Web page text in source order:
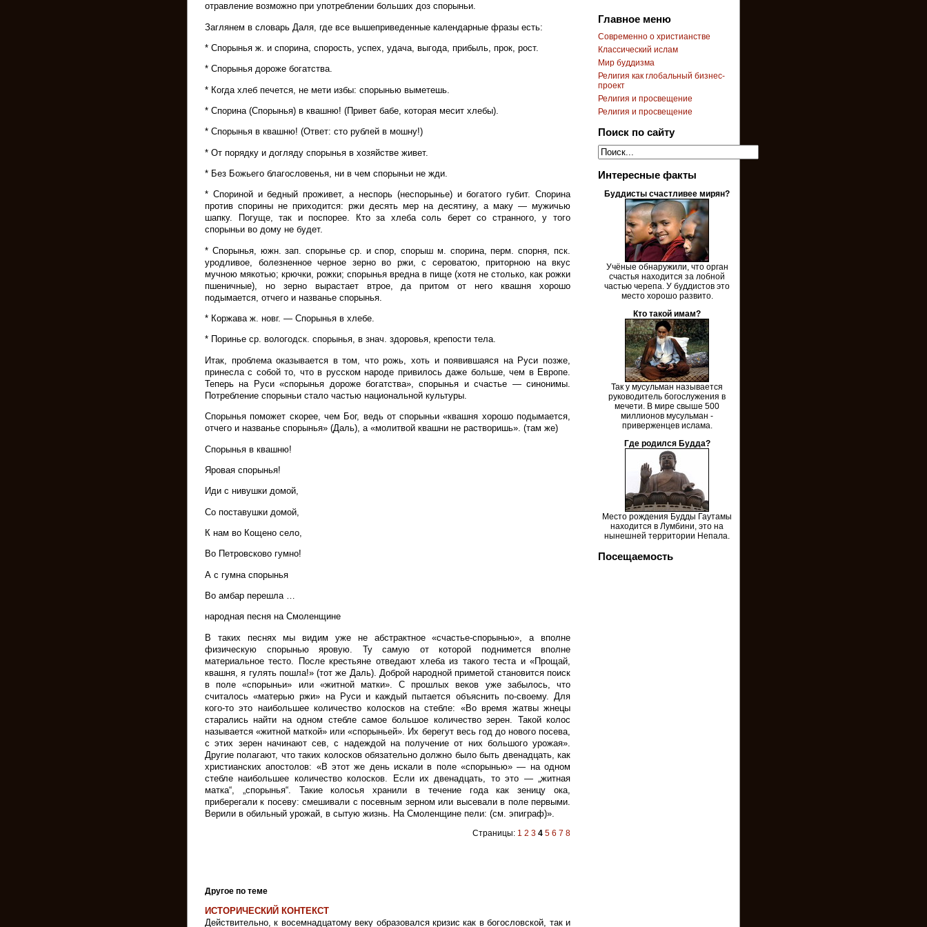
отравление возможно при употреблении больших доз спорыньи.
Заглянем в словарь Даля, где все вышеприведенные календарные фразы есть:
* Спорынья ж. и спорина, спорость, успех, удача, выгода, прибыль, прок, рост.
* Спорынья дороже богатства.
* Когда хлеб печется, не мети избы: спорынью выметешь.
* Спорина (Спорынья) в квашню! (Привет бабе, которая месит хлебы).
* Спорынья в квашню! (Ответ: сто рублей в мошну!)
* От порядку и догляду спорынья в хозяйстве живет.
* Без Божьего благословенья, ни в чем спорыньи не жди.
* Спориной и бедный проживет, а неспорь (неспорынье) и богатого губит. Спорина
против спорины не приходится: ржи десять мер на десятину, а маку — мужичью
шапку. Погуще, так и поспорее. Кто за хлеба соль берет со странного, у того
спорыньи во дому не будет.
* Спорынья, южн. зап. спорынье ср. и спор, спорыш м. спорина, перм. спорня, пск.
уродливое, болезненное черное зерно во ржи, с сероватою, приторною на вкус
мучною мякотью; крючки, рожки; спорынья вредна в пище (хотя не столько, как рожки
пшеничные), но зерно вырастает втрое, да притом от него квашня хорошо
подымается, отчего и названье спорынья.
* Коржава ж. новг. — Спорынья в хлебе.
* Поринье ср. вологодск. спорынья, в знач. здоровья, крепости тела.
Итак, проблема оказывается в том, что рожь, хоть и появившаяся на Руси позже,
принесла с собой то, что в русском народе привилось даже больше, чем в Европе.
Теперь на Руси «спорынья дороже богатства», спорынья и счастье — синонимы.
Потребление спорыньи стало частью национальной культуры.
Спорынья поможет скорее, чем Бог, ведь от спорыньи «квашня хорошо подымается,
отчего и названье спорынья» (Даль), а «молитвой квашни не растворишь». (там же)
Спорынья в квашню!
Яровая спорынья!
Иди с нивушки домой,
Со поставушки домой,
К нам во Кощено село,
Во Петровсково гумно!
А с гумна спорынья
Во амбар перешла …
народная песня на Смоленщине
В таких песнях мы видим уже не абстрактное «счастье-спорынью», а вполне
физическую спорынью яровую. Ту самую от которой поднимется вполне
материальное тесто. После крестьяне отведают хлеба из такого теста и «Прощай,
квашня, я гулять пошла!» (тот же Даль). Доброй народной приметой становится поиск
в поле «спорыньи» или «житной матки». С прошлых веков уже забылось, что
считалось «матерью ржи» на Руси и каждый пытается объяснить по-своему. Для
кого-то это наибольшее количество колосков на стебле: «Во время жатвы жнецы
старались найти на одном стебле самое большое количество зерен. Такой колос
называется «житной маткой» или «спорыньей». Их берегут весь год до нового посева,
с этих зерен начинают сев, с надеждой на получение от них большого урожая».
Другие полагают, что таких колосков обязательно должно было быть двенадцать, как
христианских апостолов: «В этот же день искали в поле «спорынью» — на одном
стебле наибольшее количество колосков. Если их двенадцать, то это — „житная
матка“, „спорынья“. Такие колосья хранили в течение года как зеницу ока,
приберегали к посеву: смешивали с посевным зерном или высевали в поле первыми.
Верили в обильный урожай, в сытую жизнь. На Смоленщине пели: (см. эпиграф)».
Страницы: 1 2 3 4 5 6 7 8
Другое по теме
ИСТОРИЧЕСКИЙ КОНТЕКСТ
Действительно, к восемнадцатому веку образовался кризис как в богословской, так и
Главное меню
Cовременно о христианстве
Классический ислам
Мир буддизма
Религия как глобальный бизнес-
проект
Религия и просвещение
Религия и просвещение
Поиск по сайту
Интересные факты
Буддисты счастливее мирян?
Учёные обнаружили, что орган
счастья находится за лобной
частью черепа. У буддистов это
место хорошо развито.
Кто такой имам?
Так у мусульман называется
руководитель богослужения в
мечети. В мире свыше 500
миллионов мусульман -
приверженцев ислама.
Где родился Будда?
Место рождения Будды Гаутамы
находится в Лумбини, это на
нынешней территории Непала.
Посещаемость